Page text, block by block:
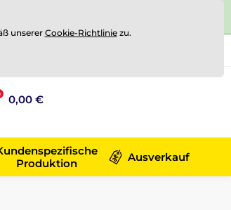
0,00 €
Produktion
Ausverkauf
unserer Cookie-Richtliniezu.